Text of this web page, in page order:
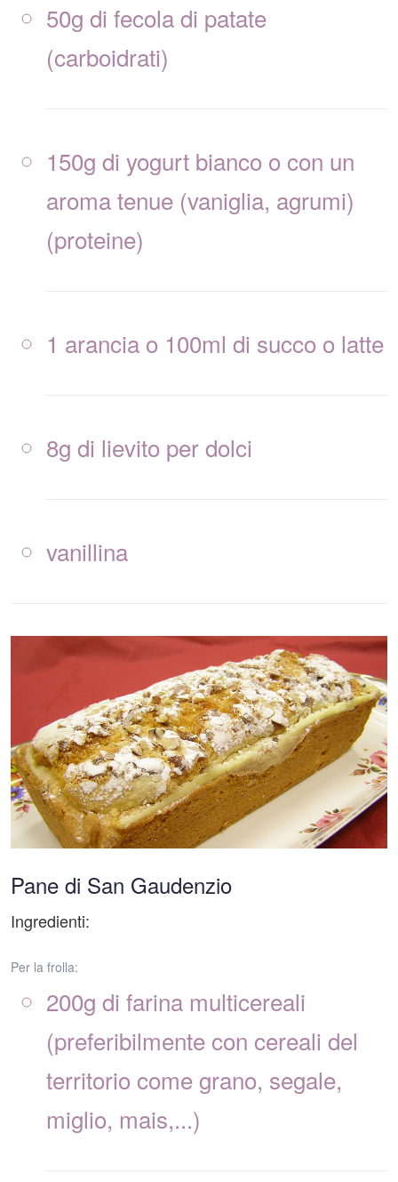
50g di fecola di patate
(carboidrati)
150g di yogurt bianco o con un
aroma tenue (vaniglia, agrumi)
(proteine)
1 arancia o 100ml di succo o latte
8g di lievito per dolci
vanillina
Pane di San Gaudenzio
Ingredienti:
Per la frolla:
200g di farina multicereali
(preferibilmente con cereali del
territorio come grano, segale,
miglio, mais,...)